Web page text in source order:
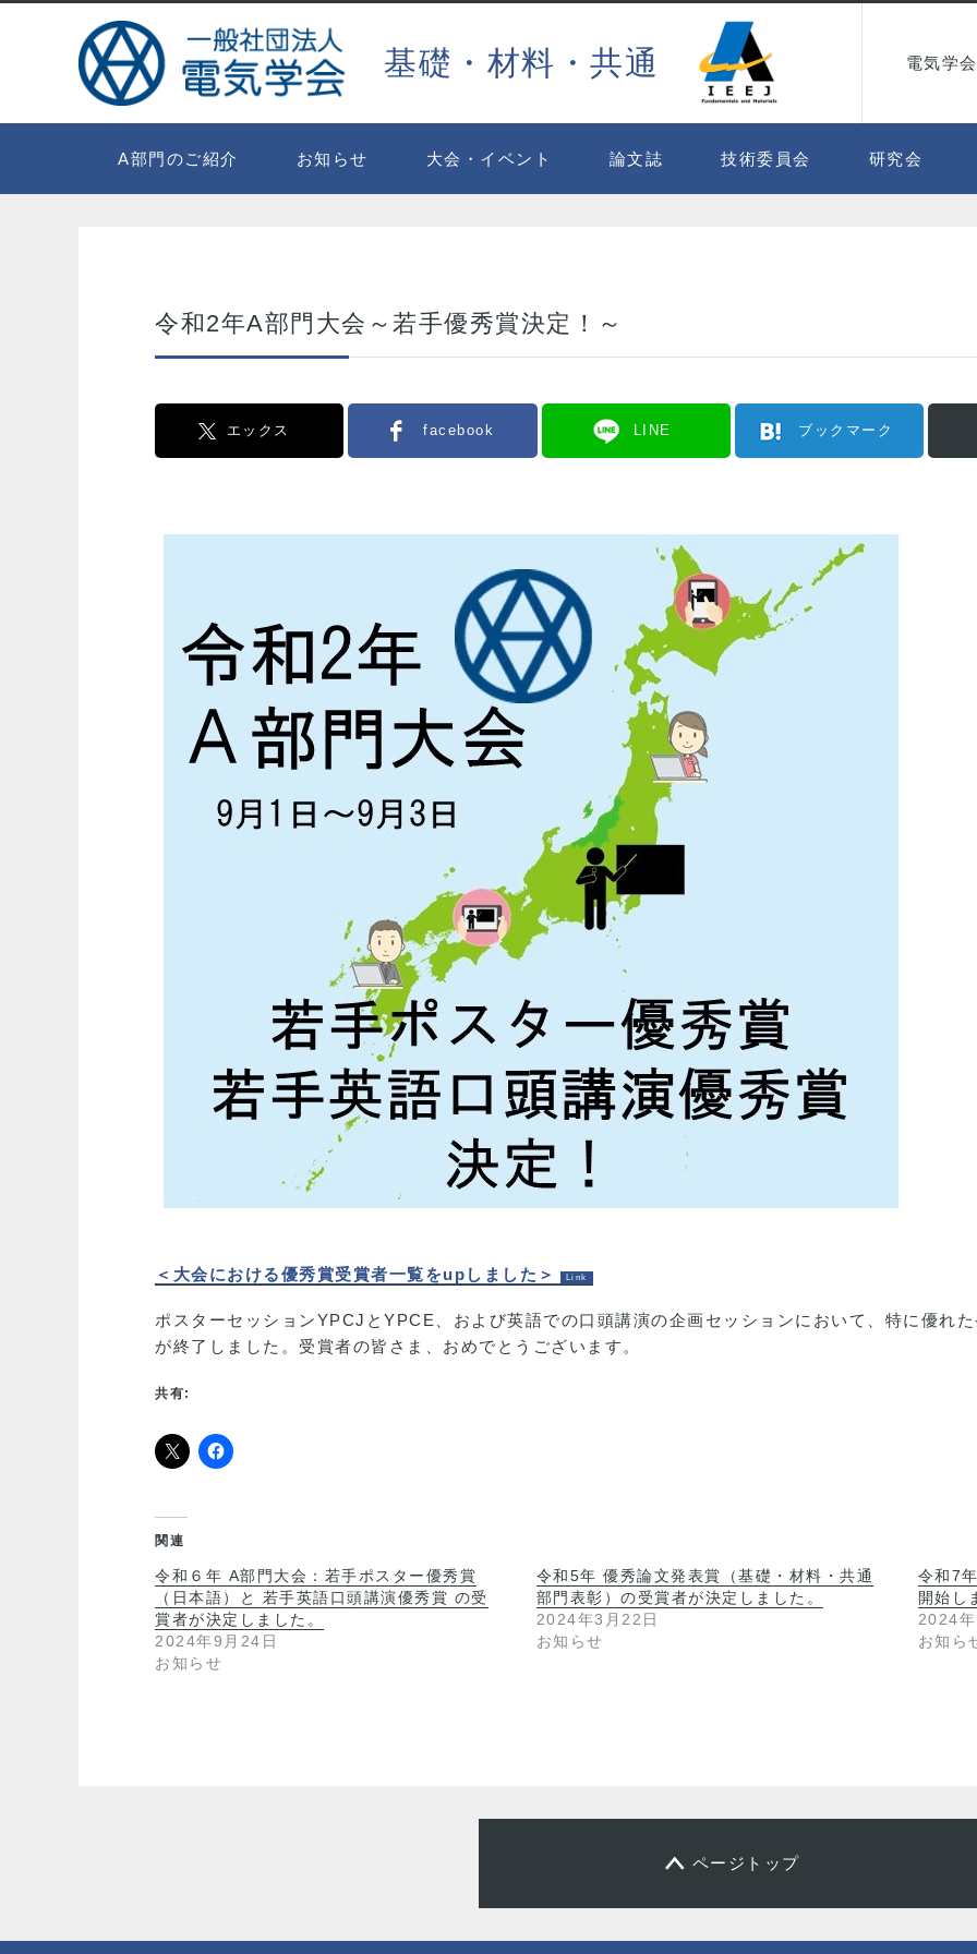
基礎・材料・共通 電気学
A部門のご紹介 お知らせ 大会・イベント 論文誌 技術委員会 研究会
令和2年A部門大会～若手優秀賞決定！～
エックス facebook LINE ブックマーク
＜大会における優秀賞受賞者一覧をupしました＞
ポスターセッションYPCJとYPCE、および英語での口頭講演の企画セッションにおいて、特に優れ
が終了しました。受賞者の皆さま、おめでとうございます。
共有:
関連
令和６年 A部門大会：若手ポスター優秀賞
（日本語）と 若手英語口頭講演優秀賞 の受
賞者が決定しました。
2024年9月24日
お知らせ
令和5年 優秀論文発表賞（基礎・材料・共通
部門表彰）の受賞者が決定しました。
2024年3月22日
お知らせ
令和7
開始し
2024
お知ら
ページトップ